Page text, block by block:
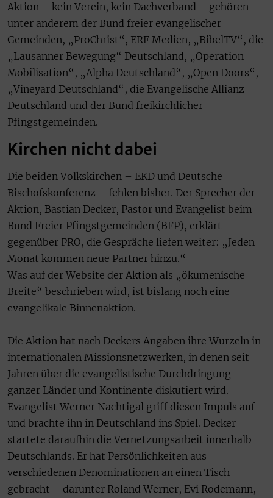
Aktion – kein Verein, kein Dachverband – gehören
unter anderem der Bund freier evangelischer
Gemeinden, „ProChrist“, ERF Medien, „BibelTV“, die
„Lausanner Bewegung“ Deutschland, „Operation
Mobilisation“, „Alpha Deutschland“, „Open Doors“,
„Vineyard Deutschland“, die Evangelische Allianz
Deutschland und der Bund freikirchlicher
Pfingstgemeinden.
Kirchen nicht dabei
Die beiden Volkskirchen – EKD und Deutsche
Bischofskonferenz – fehlen bisher. Der Sprecher der
Aktion, Bastian Decker, Pastor und Evangelist beim
Bund Freier Pfingstgemeinden (BFP), erklärt
gegenüber PRO, die Gespräche liefen weiter: „Jeden
Monat kommen neue Partner hinzu.“
Was auf der Website der Aktion als „ökumenische
Breite“ beschrieben wird, ist bislang noch eine
evangelikale Binnenaktion.
Die Aktion hat nach Deckers Angaben ihre Wurzeln in
internationalen Missionsnetzwerken, in denen seit
Jahren über die evangelistische Durchdringung
ganzer Länder und Kontinente diskutiert wird.
Evangelist Werner Nachtigal griff diesen Impuls auf
und brachte ihn in Deutschland ins Spiel. Decker
startete daraufhin die Vernetzungsarbeit innerhalb
Deutschlands. Er hat Persönlichkeiten aus
verschiedenen Denominationen an einen Tisch
gebracht – darunter Roland Werner, Evi Rodemann,